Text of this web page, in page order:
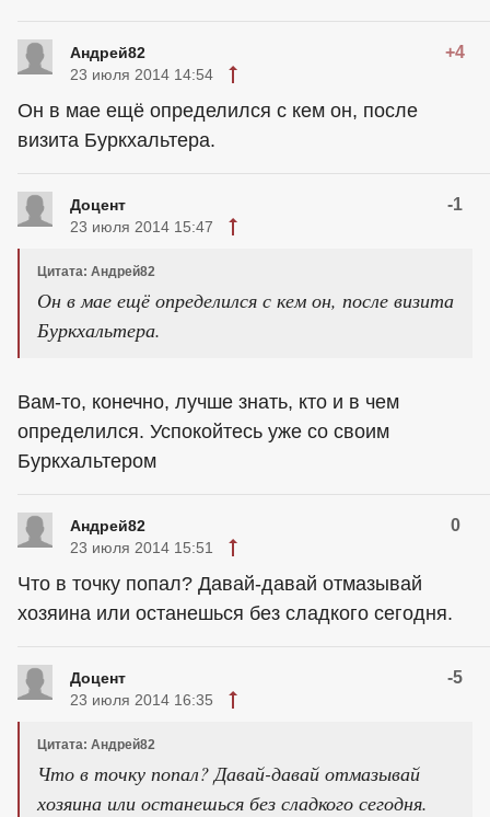
Андрей82 +4
23 июля 2014 14:54
Он в мае ещё определился с кем он, после
визита Буркхальтера.
Доцeнт -1
23 июля 2014 15:47
Цитата: Андрей82
Он в мае ещё определился с кем он, после визита
Буркхальтера.
Вам-то, конечно, лучше знать, кто и в чем
определился. Успокойтесь уже со своим
Буркхальтером
Андрей82 0
23 июля 2014 15:51
Что в точку попал? Давай-давай отмазывай
хозяина или останешься без сладкого сегодня.
Доцeнт -5
23 июля 2014 16:35
Цитата: Андрей82
Что в точку попал? Давай-давай отмазывай
хозяина или останешься без сладкого сегодня.